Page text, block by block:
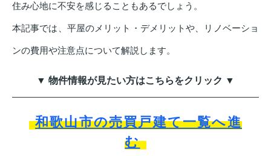
住み心地に不安を感じることもあるでしょう。
本記事では、平屋のメリット・デメリットや、リノベーショ
ンの費用や注意点について解説します。
▼ 物件情報が見たい方はこちらをクリック ▼
和歌山市の売買戸建て一覧へ進
む